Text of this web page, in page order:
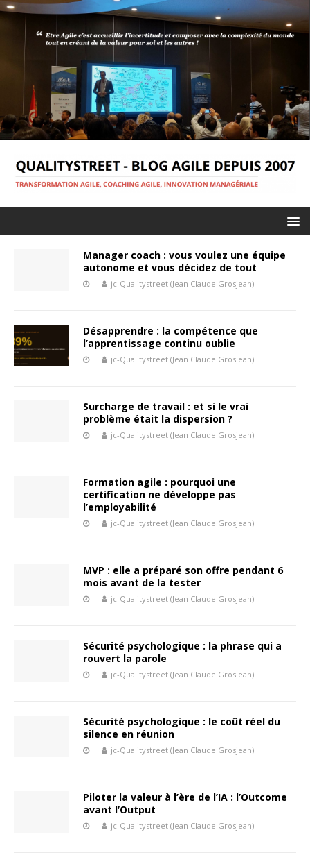
Manager coach : vous voulez une équipe
autonome et vous décidez de tout
jc-Qualitystreet (Jean Claude Grosjean)
Désapprendre : la compétence que
l’apprentissage continu oublie
jc-Qualitystreet (Jean Claude Grosjean)
Surcharge de travail : et si le vrai
problème était la dispersion ?
jc-Qualitystreet (Jean Claude Grosjean)
Formation agile : pourquoi une
certification ne développe pas
l’employabilité
jc-Qualitystreet (Jean Claude Grosjean)
MVP : elle a préparé son offre pendant 6
mois avant de la tester
jc-Qualitystreet (Jean Claude Grosjean)
Sécurité psychologique : la phrase qui a
rouvert la parole
jc-Qualitystreet (Jean Claude Grosjean)
Sécurité psychologique : le coût réel du
silence en réunion
jc-Qualitystreet (Jean Claude Grosjean)
Piloter la valeur à l’ère de l’IA : l’Outcome
avant l’Output
jc-Qualitystreet (Jean Claude Grosjean)